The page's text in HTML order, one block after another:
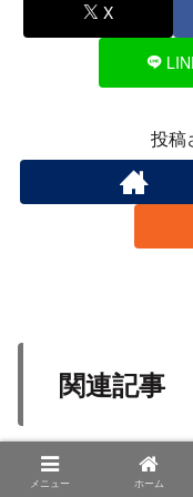
X
投稿
関連記事
メニュー ホーム